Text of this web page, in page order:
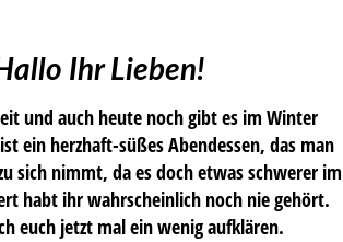
Ihr Lieben!
und auch heute noch gibt es im Winter
ein herzhaft-süßes Abendessen, das man
sich nimmt, da es doch etwas schwerer im
habt ihr wahrscheinlich noch nie gehört.
euch jetzt mal ein wenig aufklären.